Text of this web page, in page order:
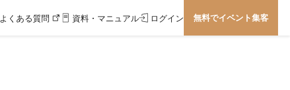
よくある質問 資料・マニュアル ログイン 無料でイベント集客